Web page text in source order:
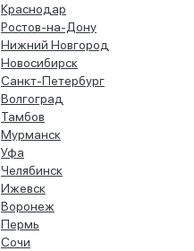
Краснодар
Ростов-на-Дону
Нижний Новгород
Новосибирск
Санкт-Петербург
Волгоград
Тамбов
Мурманск
Уфа
Челябинск
Ижевск
Воронеж
Пермь
Сочи